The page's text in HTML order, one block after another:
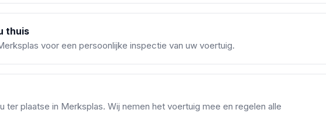
thuis
voor een persoonlijke inspectie van uw voertuig.
ter plaatse in Merksplas. Wij nemen het voertuig mee en regelen alle